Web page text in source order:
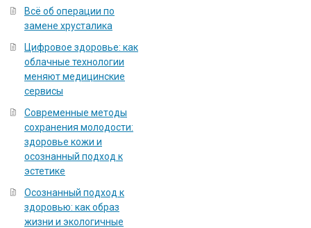
Всё об операции по
замене хрусталика
Цифровое здоровье: как
облачные технологии
меняют медицинские
сервисы
Современные методы
сохранения молодости:
здоровье кожи и
осознанный подход к
эстетике
Осознанный подход к
здоровью: как образ
жизни и экологичные